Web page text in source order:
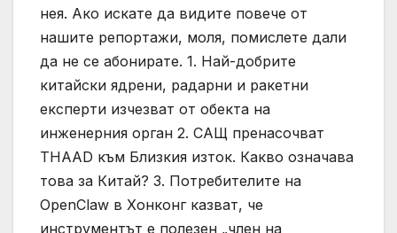
нея. Ако искате да видите повече от
нашите репортажи, моля, помислете дали
да не се абонирате. 1. Най-добрите
китайски ядрени, радарни и ракетни
експерти изчезват от обекта на
инженерния орган 2. САЩ пренасочват
THAAD към Близкия изток. Какво означава
това за Китай? 3. Потребителите на
OpenClaw в Хонконг казват, че
инструментът е полезен „член на